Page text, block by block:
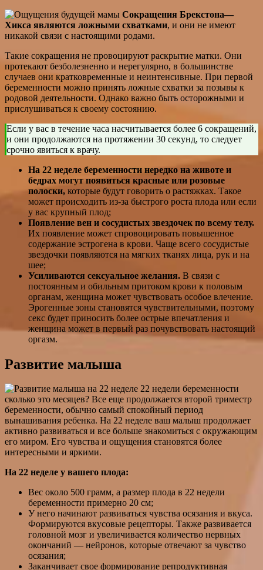
Сокращения Брекстона—
Хикса являются ложными схватками, и они не имеют
никакой связи с настоящими родами.
Такие сокращения не провоцируют раскрытие матки. Они
протекают безболезненно и нерегулярно, в большинстве
случаев они кратковременные и неинтенсивные. При первой
беременности можно принять ложные схватки за позывы к
родовой деятельности. Однако важно быть осторожными и
прислушиваться к своему состоянию.
Если у вас в течение часа насчитывается более 6 сокращений,
и они продолжаются на протяжении 30 секунд, то следует
срочно явиться к врачу.
На 22 неделе беременности нередко на животе и
бедрах могут появиться красные или розовые
полоски, которые будут говорить о растяжках. Такое
может происходить из-за быстрого роста плода или если
у вас крупный плод;
Появление вен и сосудистых звездочек по всему телу.
Их появление может спровоцировать повышенное
содержание эстрогена в крови. Чаще всего сосудистые
звездочки появляются на мягких тканях лица, рук и на
шее;
Усиливаются сексуальное желания. В связи с
постоянным и обильным притоком крови к половым
органам, женщина может чувствовать особое влечение.
Эрогенные зоны становятся чувствительными, поэтому
секс будет приносить более острые впечатления и
женщина может в первый раз почувствовать настоящий
оргазм.
Развитие малыша
22 недели беременности
сколько это месяцев? Все еще продолжается второй триместр
беременности, обычно самый спокойный период
вынашивания ребенка. На 22 неделе ваш малыш продолжает
активно развиваться и все больше знакомиться с окружающим
его миром. Его чувства и ощущения становятся более
интересными и яркими.
На 22 неделе у вашего плода:
Вес около 500 грамм, а размер плода в 22 недели
беременности примерно 20 см;
У него начинают развиваться чувства осязания и вкуса.
Формируются вкусовые рецепторы. Также развивается
головной мозг и увеличивается количество нервных
окончаний — нейронов, которые отвечают за чувство
осязания;
Заканчивает свое формирование репродуктивная